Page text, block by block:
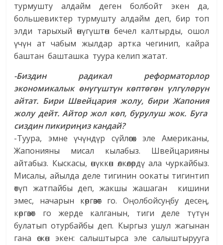
турмушту алдайм деген болбойт экен да,
большевиктер турмушту алдайм деп, бир топ
элди тарыхый өнүгүштөн бечел калтырды, ошол
үчүн ат чабым жылдар артка чегинип, кайра
баштан башташка туура келип жатат.
-Биздин радикал реформаторлор
экономикалык өнүгүштүн көптөгөн үлгүлөрүн
айтат. Бири Швейцария жолу, бири Жапония
жолу дейт. Айтор жол көп, бурулуш жок. Буга
сиздин пикириңиз кандай?
-Туура, эмне үчүндүр сүйлөсөк эле Американы,
Жапонияны мисал кылабыз. Швейцарияны
айтабыз. Кыскасы, өнүккөн өлкөлөрдү ала чуркайбыз.
Мисалы, айылда деле тигинин оокаты тигинтип
өтүп жатпайбы деп, жакшы жашаган кишини
эмес, начарын көргөзөт го. Оңолбойсуңбу десең,
көргөзөт го жерде калганын, тиги деле түтүн
булатып отурбайбы деп. Кыргыз ушул жагынан
гана өскөн экен: салыштырса эле салыштырууга